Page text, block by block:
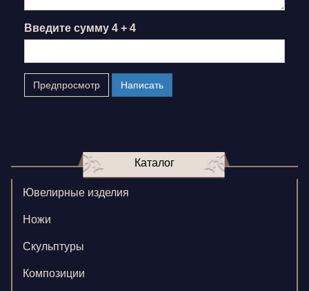
Введите сумму 4 + 4
Каталог
Ювелирные изделия
Ножи
Скульптуры
Композиции